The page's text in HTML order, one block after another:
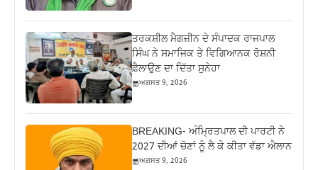
ਤਰਕਸ਼ੀਲ ਮੈਗਜ਼ੀਨ ਦੇ ਸੰਪਾਦਕ ਰਾਜਪਾਲ
ਸਿੰਘ ਨੇ ਸਮਾਜਿਕ ਤੇ ਵਿਗਿਆਨਕ ਰੋਸ਼ਨੀ
ਫ਼ੈਲਾਉਣ ਦਾ ਦਿੱਤਾ ਸੁਨੇਹਾ
ਅਗਸਤ 9, 2026
BREAKING- ਅੰਮ੍ਰਿਤਪਾਲ ਦੀ ਪਾਰਟੀ ਨੇ
2027 ਦੀਆਂ ਚੋਣਾਂ ਨੂੰ ਲੈ ਕੇ ਕੀਤਾ ਵੱਡਾ ਐਲਾਨ
ਅਗਸਤ 9, 2026